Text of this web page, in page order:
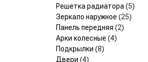
Решетка радиатора (5)
Зеркало наружное (25)
Панель передняя (2)
Арки колесные (4)
Подкрылки (8)
Двери (4)